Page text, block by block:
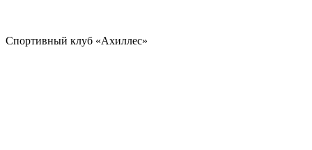
Спортивный клуб «Ахиллес»